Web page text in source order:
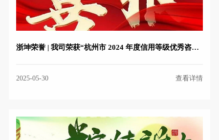
浙坤荣誉 | 我司荣获“杭州市 2024 年度信用等级优秀咨询监理企业”
2025-05-30 查看详情